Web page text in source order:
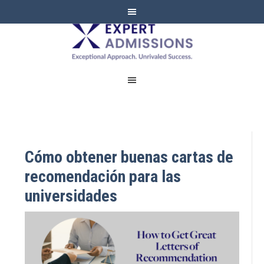
EXPERT
ADMISSIONS
Cómo obtener buenas cartas de
recomendación para las
universidades